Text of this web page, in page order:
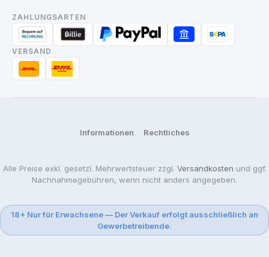
ZAHLUNGSARTEN
VERSAND
Informationen Rechtliches
Alle Preise exkl. gesetzl. Mehrwertsteuer zzgl. Versandkosten und ggf.
Nachnahmegebühren, wenn nicht anders angegeben.
18+ Nur für Erwachsene — Der Verkauf erfolgt ausschließlich an
Gewerbetreibende.